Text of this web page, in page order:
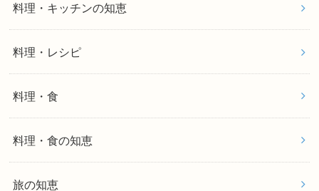
料理・キッチンの知恵
料理・レシピ
料理・食
料理・食の知恵
旅の知恵